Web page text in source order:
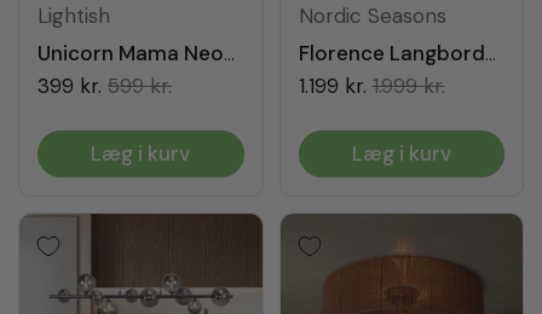
Lightish
Unicorn Mama Neonskilt
399 kr. 599 kr.
Læg i kurv
Nordic Seasons
Florence Langbordspendel Messing/Amber
1.199 kr. 1.999 kr.
Læg i kurv